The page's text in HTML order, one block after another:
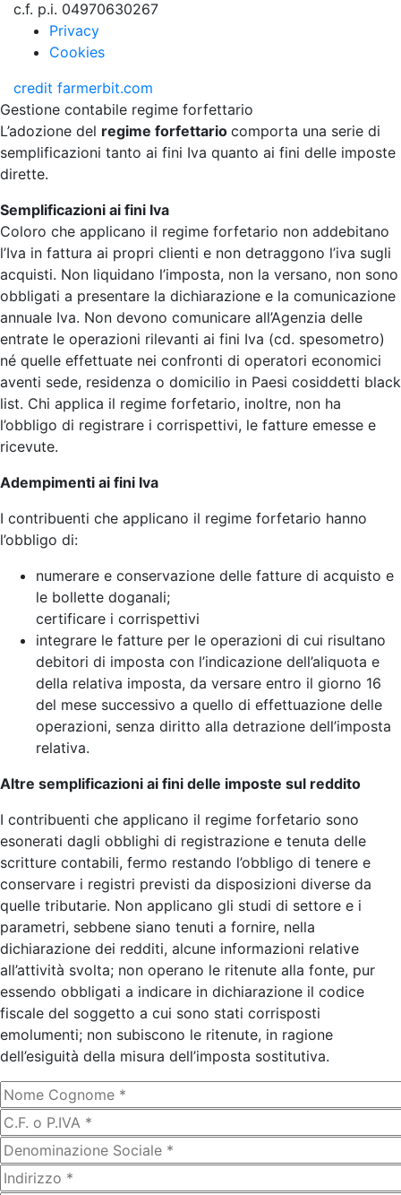
c.f. p.i. 04970630267
Privacy
Cookies
credit farmerbit.com
Gestione contabile regime forfettario
L’adozione del regime forfettario comporta una serie di
semplificazioni tanto ai fini Iva quanto ai fini delle imposte
dirette.
Semplificazioni ai fini Iva
Coloro che applicano il regime forfetario non addebitano
l’Iva in fattura ai propri clienti e non detraggono l’iva sugli
acquisti. Non liquidano l’imposta, non la versano, non sono
obbligati a presentare la dichiarazione e la comunicazione
annuale Iva. Non devono comunicare all’Agenzia delle
entrate le operazioni rilevanti ai fini Iva (cd. spesometro)
né quelle effettuate nei confronti di operatori economici
aventi sede, residenza o domicilio in Paesi cosiddetti black
list. Chi applica il regime forfetario, inoltre, non ha
l’obbligo di registrare i corrispettivi, le fatture emesse e
ricevute.
Adempimenti ai fini Iva
I contribuenti che applicano il regime forfetario hanno
l’obbligo di:
numerare e conservazione delle fatture di acquisto e
le bollette doganali;
certificare i corrispettivi
integrare le fatture per le operazioni di cui risultano
debitori di imposta con l’indicazione dell’aliquota e
della relativa imposta, da versare entro il giorno 16
del mese successivo a quello di effettuazione delle
operazioni, senza diritto alla detrazione dell’imposta
relativa.
Altre semplificazioni ai fini delle imposte sul reddito
I contribuenti che applicano il regime forfetario sono
esonerati dagli obblighi di registrazione e tenuta delle
scritture contabili, fermo restando l’obbligo di tenere e
conservare i registri previsti da disposizioni diverse da
quelle tributarie. Non applicano gli studi di settore e i
parametri, sebbene siano tenuti a fornire, nella
dichiarazione dei redditi, alcune informazioni relative
all’attività svolta; non operano le ritenute alla fonte, pur
essendo obbligati a indicare in dichiarazione il codice
fiscale del soggetto a cui sono stati corrisposti
emolumenti; non subiscono le ritenute, in ragione
dell’esiguità della misura dell’imposta sostitutiva.